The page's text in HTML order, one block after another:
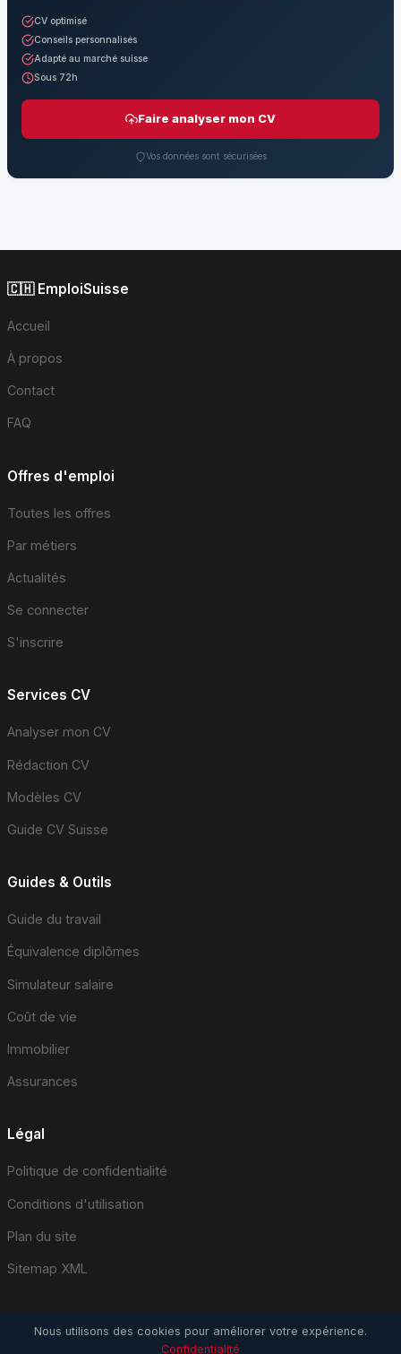
CV optimisé
Conseils personnalisés
Adapté au marché suisse
Sous 72h
Faire analyser mon CV
Vos données sont sécurisées
🇨🇭 EmploiSuisse
Accueil
À propos
Contact
FAQ
Offres d'emploi
Toutes les offres
Par métiers
Actualités
Se connecter
S'inscrire
Services CV
Analyser mon CV
Rédaction CV
Modèles CV
Guide CV Suisse
Guides & Outils
Guide du travail
Équivalence diplômes
Simulateur salaire
Coût de vie
Immobilier
Assurances
Légal
Politique de confidentialité
Conditions d'utilisation
Plan du site
Sitemap XML
Nous utilisons des cookies pour améliorer votre expérience.
Confidentialité